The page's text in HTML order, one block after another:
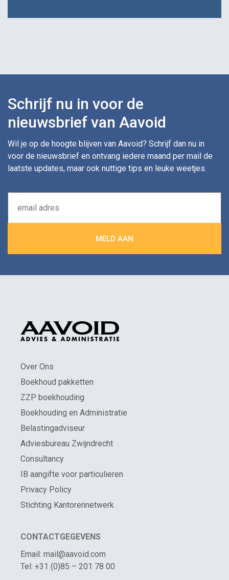
Schrijf nu in voor de
nieuwsbrief van Aavoid
Wil je op de hoogte blijven van Aavoid? Schrijf dan nu in
voor de nieuwsbrief en ontvang iedere maand per mail de
laatste updates, maar ook nuttige tips en leuke weetjes.
Over Ons
Boekhoud pakketten
ZZP boekhouding
Boekhouding en Administratie
Belastingadviseur
Adviesbureau Zwijndrecht
Consultancy
IB aangifte voor particulieren
Privacy Policy
Stichting Kantorennetwerk
CONTACTGEGEVENS
Email: mail@aavoid.com
Tel: +31 (0)85 – 201 78 00